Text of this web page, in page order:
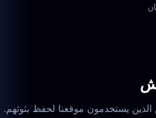
يستخدمون موقعنا لحفظ بثوثهم.